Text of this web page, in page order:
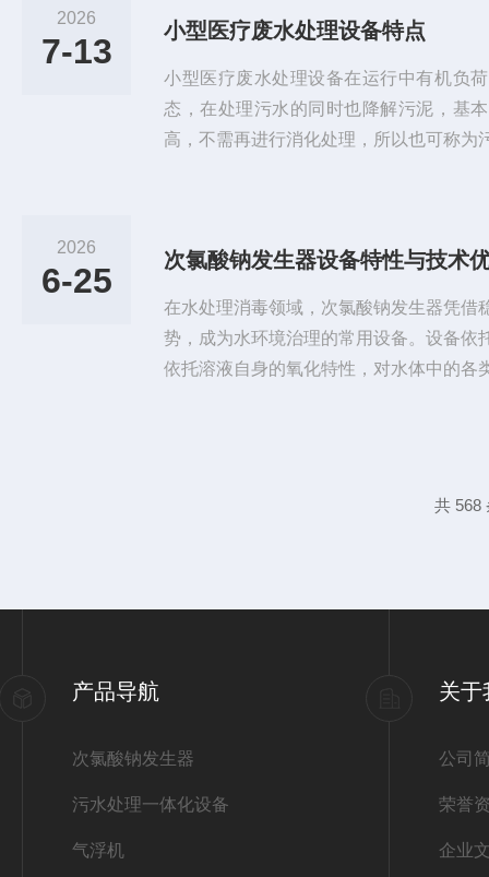
合饮用水场景。电解法仅用食盐与自来水
2026
7-13
小型医疗废水处理设备特点
小型医疗废水处理设备在运行中有机负
态，在处理污水的同时也降解污泥，基
高，不需再进行消化处理，所以也可称为
疗废水处理设备特点1、工艺性能稳定可
2026
6-25
次氯酸钠发生器设备特性与技术
在水处理消毒领域，次氯酸钠发生器凭借
势，成为水环境治理的常用设备。设备依
依托溶液自身的氧化特性，对水体中的各
共 568
产品导航
次氯酸钠发生器
污水处理一体化设备
气浮机
关于
公司
荣誉
企业